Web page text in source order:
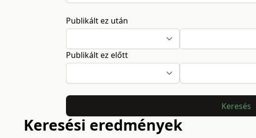
Publikált ez után
Publikált ez előtt
Keresés
Keresési eredmények